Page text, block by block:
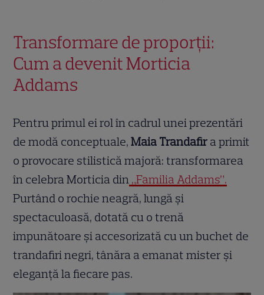
Transformare de proporții:
Cum a devenit Morticia
Addams
Pentru primul ei rol în cadrul unei prezentări
de modă conceptuale,Maia Trandafir a primit
o provocare stilistică majoră: transformarea
în celebra Morticia din „Familia Addams”.
Purtând o rochie neagră, lungă și
spectaculoasă, dotată cu o trenă
impunătoare și accesorizată cu un buchet de
trandafiri negri, tânăra a emanat mister și
eleganță la fiecare pas.